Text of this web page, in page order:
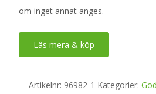
om inget annat anges.
Läs mera & köp
Artikelnr: 96982-1 Kategorier: